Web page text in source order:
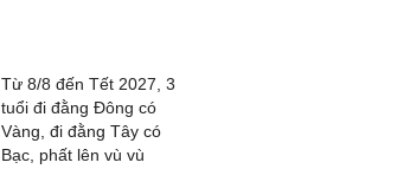
Từ 8/8 đến Tết 2027, 3
tuổi đi đằng Đông có
Vàng, đi đằng Tây có
Bạc, phất lên vù vù